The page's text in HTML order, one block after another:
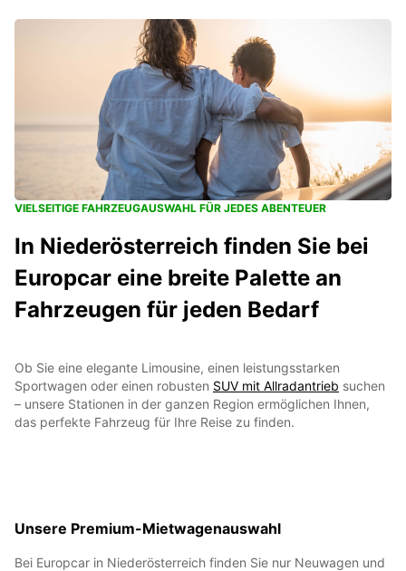
VIELSEITIGE FAHRZEUGAUSWAHL FÜR JEDES ABENTEUER
In Niederösterreich finden Sie bei
Europcar eine breite Palette an
Fahrzeugen für jeden Bedarf
Ob Sie eine elegante Limousine, einen leistungsstarken
Sportwagen oder einen robusten SUV mit Allradantrieb suchen
– unsere Stationen in der ganzen Region ermöglichen Ihnen,
das perfekte Fahrzeug für Ihre Reise zu finden.
Unsere Premium-Mietwagenauswahl
Bei Europcar in Niederösterreich finden Sie nur Neuwagen und